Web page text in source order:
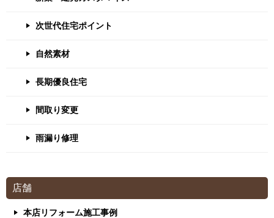
次世代住宅ポイント
自然素材
長期優良住宅
間取り変更
雨漏り修理
店舗
本店リフォーム施工事例